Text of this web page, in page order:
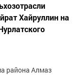
Хайруллин на
района Алмаз